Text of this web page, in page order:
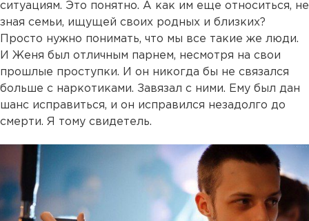
ситуациям. Это понятно. А как им еще относиться, не
зная семьи, ищущей своих родных и близких?
Просто нужно понимать, что мы все такие же люди.
И Женя был отличным парнем, несмотря на свои
прошлые проступки. И он никогда бы не связался
больше с наркотиками. Завязал с ними. Ему был дан
шанс исправиться, и он исправился незадолго до
смерти. Я тому свидетель.